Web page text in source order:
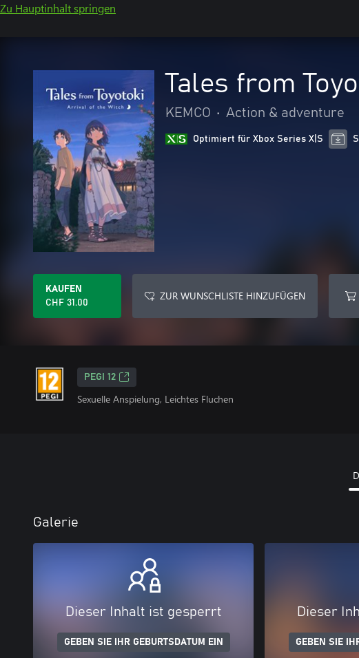
Zu Hauptinhalt springen
Tales from
KEMCO • Action & adventure
Optimiert für Xbox Series X|S
KAUFEN
CHF 31.00
ZUR WUNSCHLISTE HINZUFÜGEN
PEGI 12
Sexuelle Anspielung, Leichtes Fluchen
Galerie
Dieser Inhalt ist gesperrt
GEBEN SIE IHR GEBURTSDATUM EIN
Dieser
GEBEN SIE